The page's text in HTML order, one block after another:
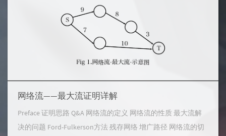
网络流——最大流证明详解
Preface 证明思路 Q&A 网络流的定义 网络流的性质 最大流解
决的问题 Ford-Fulkerson方法 残存网络 增广路径 网络流的切